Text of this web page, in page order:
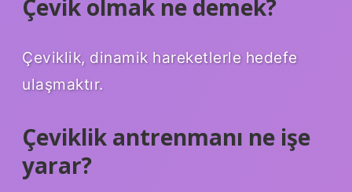
Çevik olmak ne demek?
Çeviklik, dinamik hareketlerle hedefe
ulaşmaktır.
Çeviklik antrenmanı ne işe
yarar?